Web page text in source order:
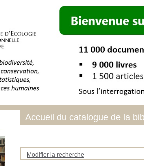
Modifier la recherche
Accueil du catalogue de la